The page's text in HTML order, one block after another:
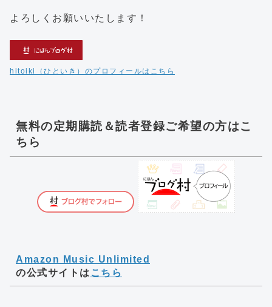
よろしくお願いいたします！
hitoiki（ひといき）のプロフィールはこちら
無料の定期購読＆読者登録ご希望の方はこ
ちら
Amazon Music Unlimited
の公式サイトは こちら